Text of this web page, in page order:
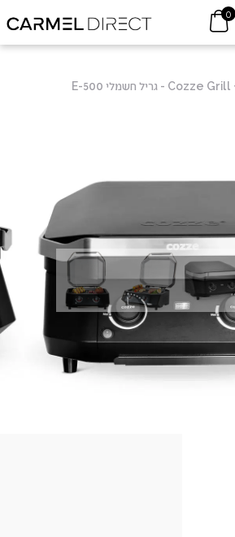
0
Cozze Grill - גריל חשמלי E-500